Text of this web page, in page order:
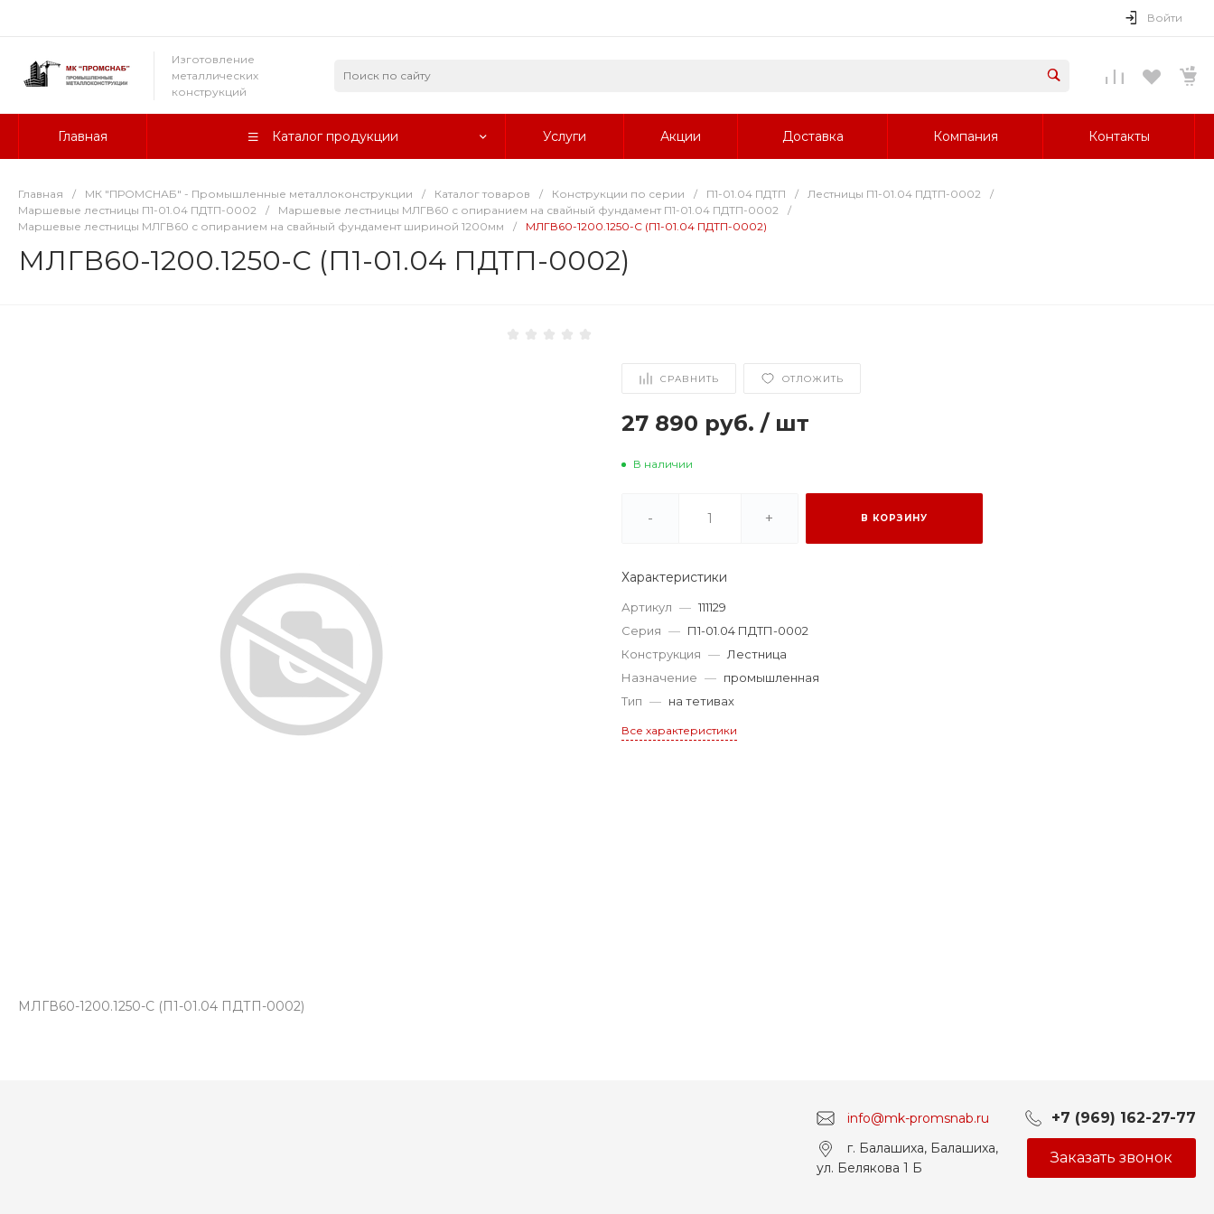
Войти
Изготовление
металлических
конструкций
Главная Каталог продукции Услуги Акции Доставка Компания Контакты
Главная / МК "ПРОМСНАБ" - Промышленные металлоконструкции / Каталог товаров / Конструкции по серии / П1-01.04 ПДТП / Лестницы П1-01.04 ПДТП-0002
/
Маршевые лестницы П1-01.04 ПДТП-0002
/ Маршевые лестницы МЛГВ60 с опиранием на свайный фундамент П1-01.04 ПДТП-0002
/
Маршевые лестницы МЛГВ60 с опиранием на свайный фундамент шириной 1200мм
/ МЛГВ60-1200.1250-С (П1-01.04 ПДТП-0002)
МЛГВ60-1200.1250-С (П1-01.04 ПДТП-0002)
СРАВНИТЬ ОТЛОЖИТЬ
27 890 руб. / шт
В наличии
- + В КОРЗИНУ
Характеристики
Артикул — 111129
Серия — П1-01.04 ПДТП-0002
Конструкция — Лестница
Назначение — промышленная
Тип — на тетивах
Все характеристики
МЛГВ60-1200.1250-С (П1-01.04 ПДТП-0002)
info@mk-promsnab.ru +7 (969) 162-27-77
г. Балашиха, Балашиха,
ул. Белякова 1 Б
Заказать звонок